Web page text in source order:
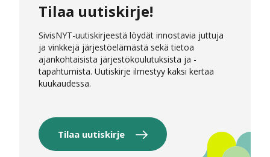
Tilaa uutiskirje!
SivisNYT-uutiskirjeestä löydät innostavia juttuja
ja vinkkejä järjestöelämästä sekä tietoa
ajankohtaisista järjestökoulutuksista ja -
tapahtumista. Uutiskirje ilmestyy kaksi kertaa
kuukaudessa.
Tilaa uutiskirje